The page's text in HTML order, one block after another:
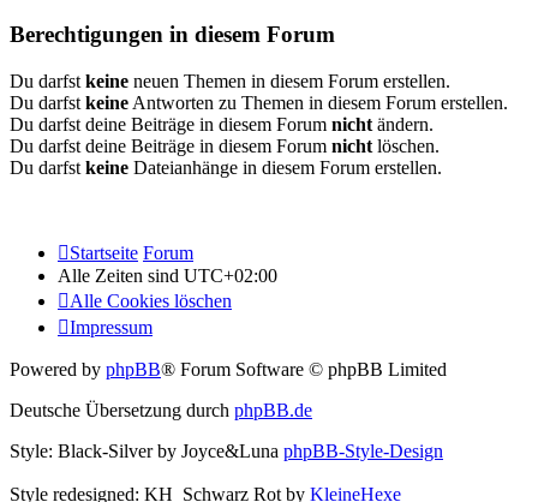
Berechtigungen in diesem Forum
Du darfst keine neuen Themen in diesem Forum erstellen.
Du darfst keine Antworten zu Themen in diesem Forum erstellen.
Du darfst deine Beiträge in diesem Forum nicht ändern.
Du darfst deine Beiträge in diesem Forum nicht löschen.
Du darfst keine Dateianhänge in diesem Forum erstellen.
Startseite Forum
Alle Zeiten sind UTC+02:00
Alle Cookies löschen
Impressum
Powered by phpBB® Forum Software © phpBB Limited
Deutsche Übersetzung durch phpBB.de
Style: Black-Silver by Joyce&Luna phpBB-Style-Design
Style redesigned: KH_Schwarz Rot by KleineHexe